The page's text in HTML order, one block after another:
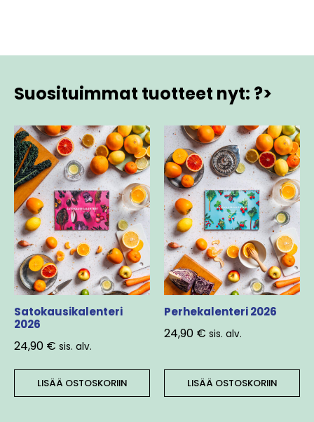
Suosituimmat tuotteet nyt: ?>
Satokausikalenteri
2026
24,90 € sis. alv.
LISÄÄ OSTOSKORIIN
Perhekalenteri 2026
24,90 € sis. alv.
LISÄÄ OSTOSKORIIN